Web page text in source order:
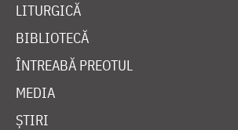
LITURGICĂ
BIBLIOTECĂ
ÎNTREABĂ PREOTUL
MEDIA
ȘTIRI